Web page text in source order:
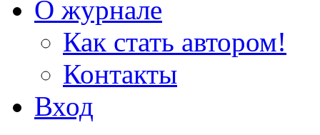
О журнале
Как стать автором!
Контакты
Вход